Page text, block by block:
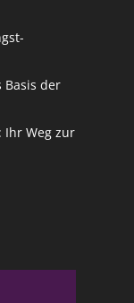
Basis der
Ihr Weg zur